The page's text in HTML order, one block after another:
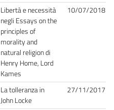
Libertà e necessità
negli Essays on the
principles of
morality and
natural religion di
Henry Home, Lord
Kames
10/07/2018
La tolleranza in
John Locke
27/11/2017